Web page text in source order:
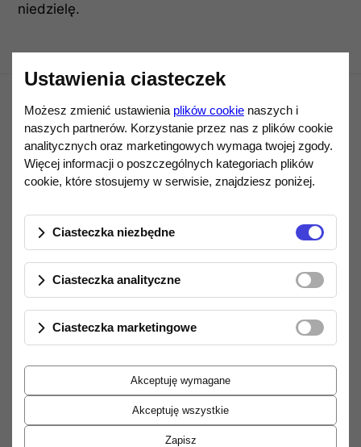
niedzielę.
Informacje
Jak kupować?
Zamówienia, płatności, dostawa
Polityka prywatności
Producenci
Ustawienia ciasteczek
Możesz zmienić ustawienia plików cookie naszych i
naszych partnerów. Korzystanie przez nas z plików cookie
analitycznych oraz marketingowych wymaga twojej zgody.
Więcej informacji o poszczególnych kategoriach plików
cookie, które stosujemy w serwisie, znajdziesz poniżej.
Ciasteczka niezbędne
Ciasteczka analityczne
Ciasteczka marketingowe
Akceptuję wymagane
Akceptuję wszystkie
Zapisz